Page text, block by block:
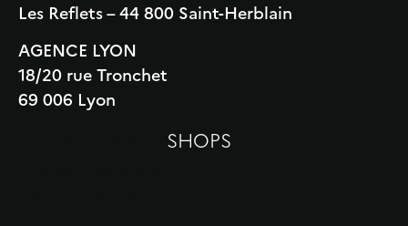
Les Reflets – 44 800 Saint-Herblain
AGENCE LYON
18/20 rue Tronchet
69 006 Lyon
SHOPS